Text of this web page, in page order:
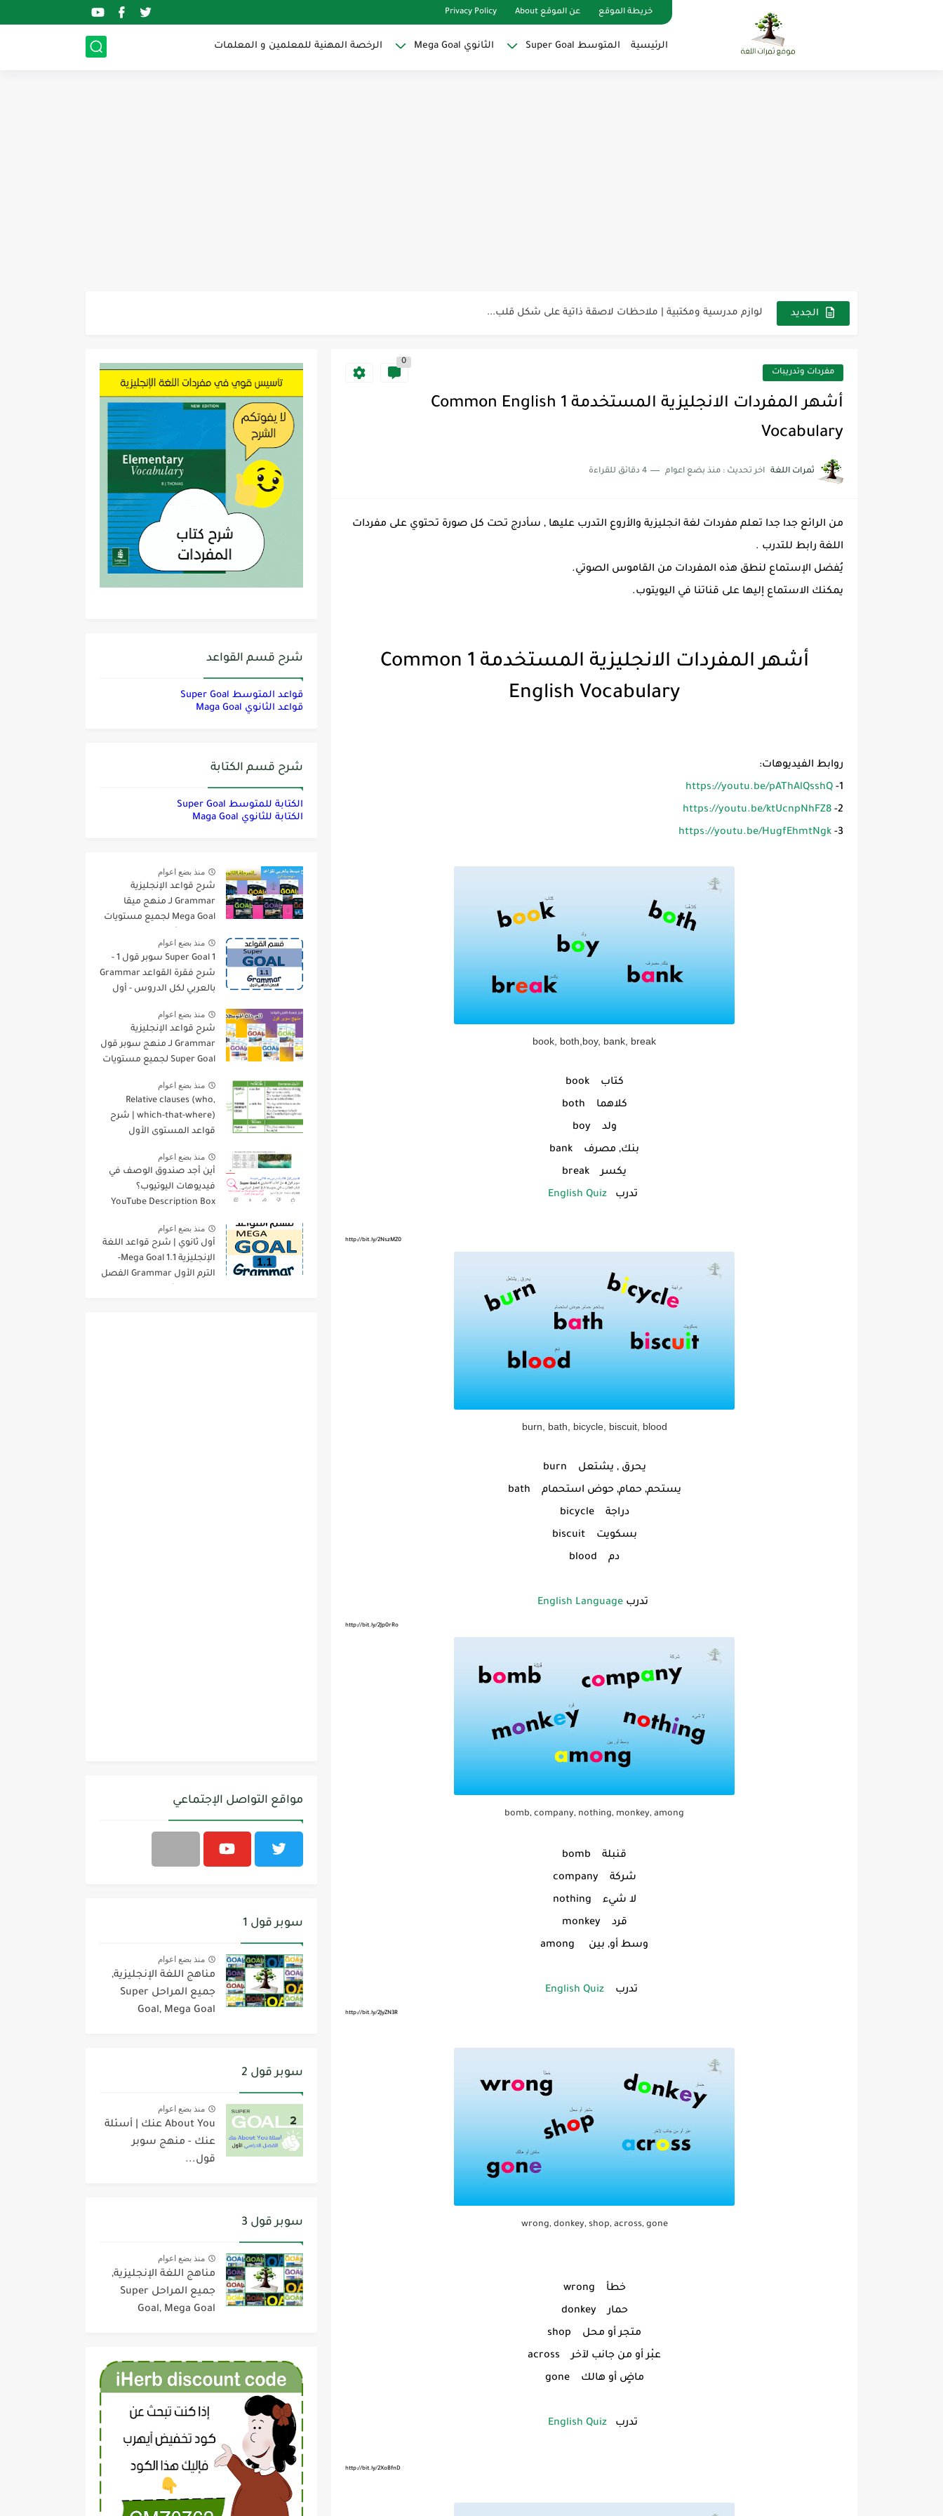
خريطة الموقع عن الموقع About Privacy Policy
الرئيسية المتوسط Super Goal الثانوي Mega Goal الرخصة المهنية للمعلمين و المعلمات
الجديد مجموعة واحدة من 7 قطع من القرطاسية الجميلة
أهمية تعلم قواعد اللغة الإنجليزية | مكونات الجملة في اللغة...
شرح قسم القراءة لكل وحدات الكتاب Super Goal 3 -...
مفردات وتدريبات
0
أشهر المفردات الانجليزية المستخدمة 1 Common English
Vocabulary
ثمرات اللغة اخر تحديث : منذ بضع اعوام 4 دقائق للقراءة
من الرائع جدا جدا تعلم مفردات لغة انجليزية والأروع التدرب عليها , سأدرج تحت كل صورة تحتوي على مفردات
اللغة رابط للتدرب .
يُفضل الإستماع لنطق هذه المفردات من القاموس الصوتي.
يمكنك الاستماع إليها على قناتنا في اليويتوب.
أشهر المفردات الانجليزية المستخدمة 1 Common
English Vocabulary
روابط الفيديوهات:
1-
https://youtu.be/pAThAlQsshQ
2-
https://youtu.be/ktUcnpNhFZ8
3-
https://youtu.be/HugfEhmtNgk
book, both,boy, bank, break
كتاب book
كلاهما both
ولد boy
بنك, مصرف bank
يكسر break
تدرب English Quiz
http://bit.ly/2NszMZ0
burn, bath, bicycle, biscuit, blood
يحرق , يشتعل burn
يستحم, حمام, حوض استحمام bath
دراجة bicycle
بسكويت biscuit
دم blood
تدرب English Language
http://bit.ly/2Jp0rRo
bomb, company, nothing, monkey, among
قنبلة bomb
شركة company
لا شيء nothing
قرد monkey
وسط أو, بين among
تدرب English Quiz
http://bit.ly/2JyZN3R
wrong, donkey, shop, across, gone
خطأ wrong
حمار donkey
متجر أو محل shop
عبْر أو من جانب لآخر across
ماضٍ أو هالك gone
تدرب English Quiz
http://bit.ly/2XoBfnD
شرح قسم القواعد
قواعد المتوسط Super Goal
قواعد الثانوي Maga Goal
شرح قسم الكتابة
الكتابة للمتوسط Super Goal
الكتابة للثانوي Maga Goal
منذ بضع اعوام
شرح قواعد الإنجليزية
Grammar لـ منهج ميقا
Mega Goal لجميع مستويات
منذ بضع اعوام
Super Goal 1 سوبر قول 1 -
شرح فقرة القواعد Grammar
بالعربي لكل الدروس - أول
الأول
منذ بضع اعوام
شرح قواعد الإنجليزية
Grammar لـ منهج سوبر قول
Super Goal لجميع مستويات
منذ بضع اعوام
Relative clauses (who,
which-that-where) | شرح
قواعد المستوى الأول
منذ بضع اعوام
أين أجد صندوق الوصف في
فيديوهات اليوتيوب؟
YouTube Description Box
منذ بضع اعوام
أول ثانوي | شرح قواعد اللغة
الإنجليزية 1.1 Mega Goal-
الترم الأول Grammar الفصل
مواقع التواصل الإجتماعي
سوبر قول 1
منذ بضع اعوام
مناهج اللغة الإنجليزية,
جميع المراحل Super
Goal, Mega Goal
سوبر قول 2
منذ بضع اعوام
About You عنك | أسئلة
عنك - منهج سوبر
قول...
سوبر قول 3
منذ بضع اعوام
مناهج اللغة الإنجليزية,
جميع المراحل Super
Goal, Mega Goal